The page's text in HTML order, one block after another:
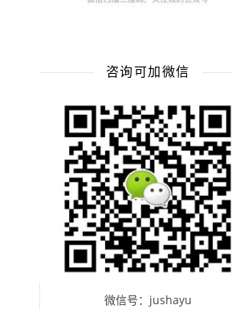
咨询可加微信
微信号：jushayu